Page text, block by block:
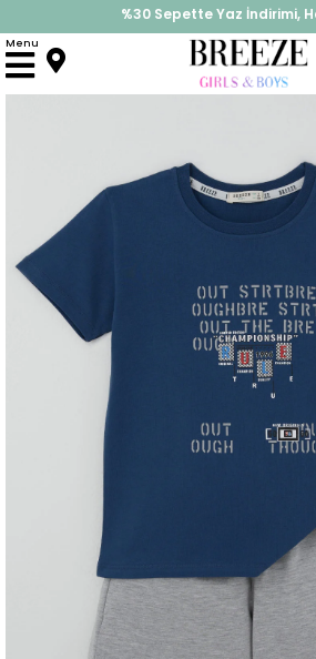
%30 Sepette Yaz İndirimi,
İndirimlere ek %10 İndirimi Kap,
Menu
Anasayfa Takımlar Kapri & Şort